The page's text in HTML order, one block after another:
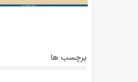
برچسب ها